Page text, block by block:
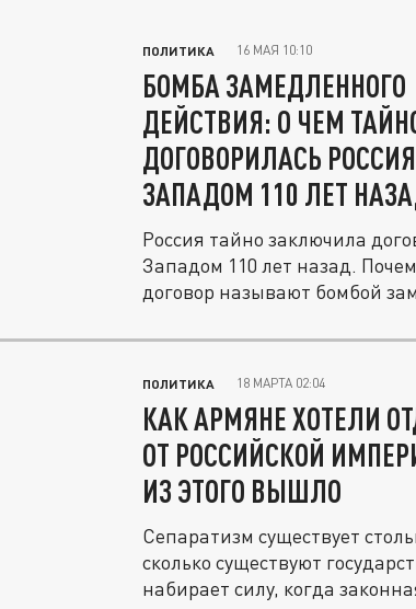
ПОЛИТИКА 16 МАЯ 10:10
БОМБА ЗАМЕДЛЕННОГО
ДЕЙСТВИЯ: О ЧЕМ
ДОГОВОРИЛАСЬ
ЗАПАДОМ 110 ЛЕТ
Россия тайно заключила
Западом 110 лет назад.
договор называют бомбой
ПОЛИТИКА 18 МАРТА 02:04
КАК АРМЯНЕ ХОТЕЛИ
ОТ РОССИЙСКОЙ
ИЗ ЭТОГО ВЫШЛО
Сепаратизм существует
сколько существуют
набирает силу, когда